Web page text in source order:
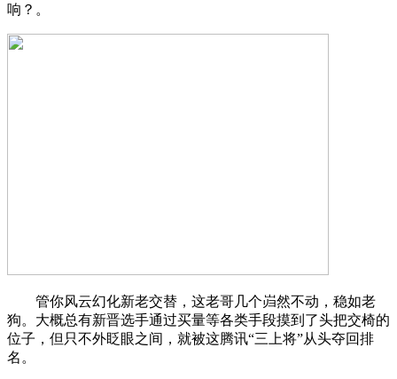
响？。
管你风云幻化新老交替，这老哥几个岿然不动，稳如老
狗。大概总有新晋选手通过买量等各类手段摸到了头把交椅的
位子，但只不外眨眼之间，就被这腾讯“三上将”从头夺回排
名。